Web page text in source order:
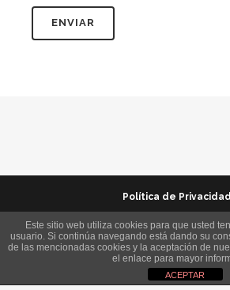
Política de Privacidad
Protección Infantil
Política de Cookies
Canal de Denuncias
Este sitio web utiliza cookies para que usted
usuario. Si continúa navegando está dando su
de las mencionadas cookies y la aceptación de
el enlace para mayor
ACEPTAR